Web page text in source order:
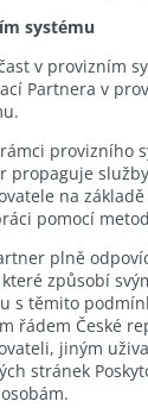
systému
v provizním
Partnera v
provizního
propaguje
na
pomocí
plně
které způsobí
s těmito
řádem České
jiným
stránek